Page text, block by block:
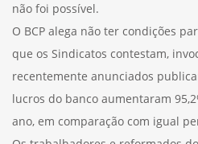
não foi possível.
O BCP alega não ter condições
que os Sindicatos contestam,
recentemente anunciados
lucros do banco aumentaram
ano, em comparação com igual